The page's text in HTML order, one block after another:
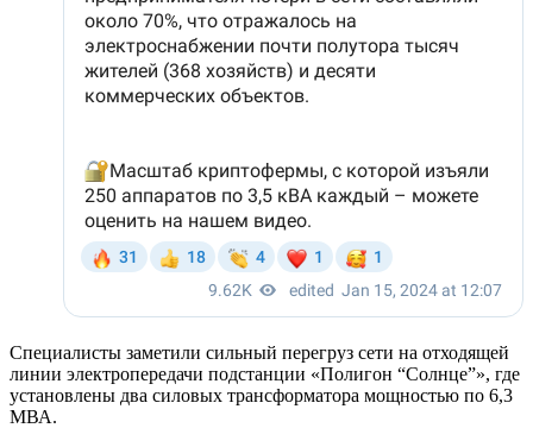
Специалисты заметили сильный перегруз сети на отходящей
линии электропередачи подстанции «Полигон “Солнце”», где
установлены два силовых трансформатора мощностью по 6,3
МВА.